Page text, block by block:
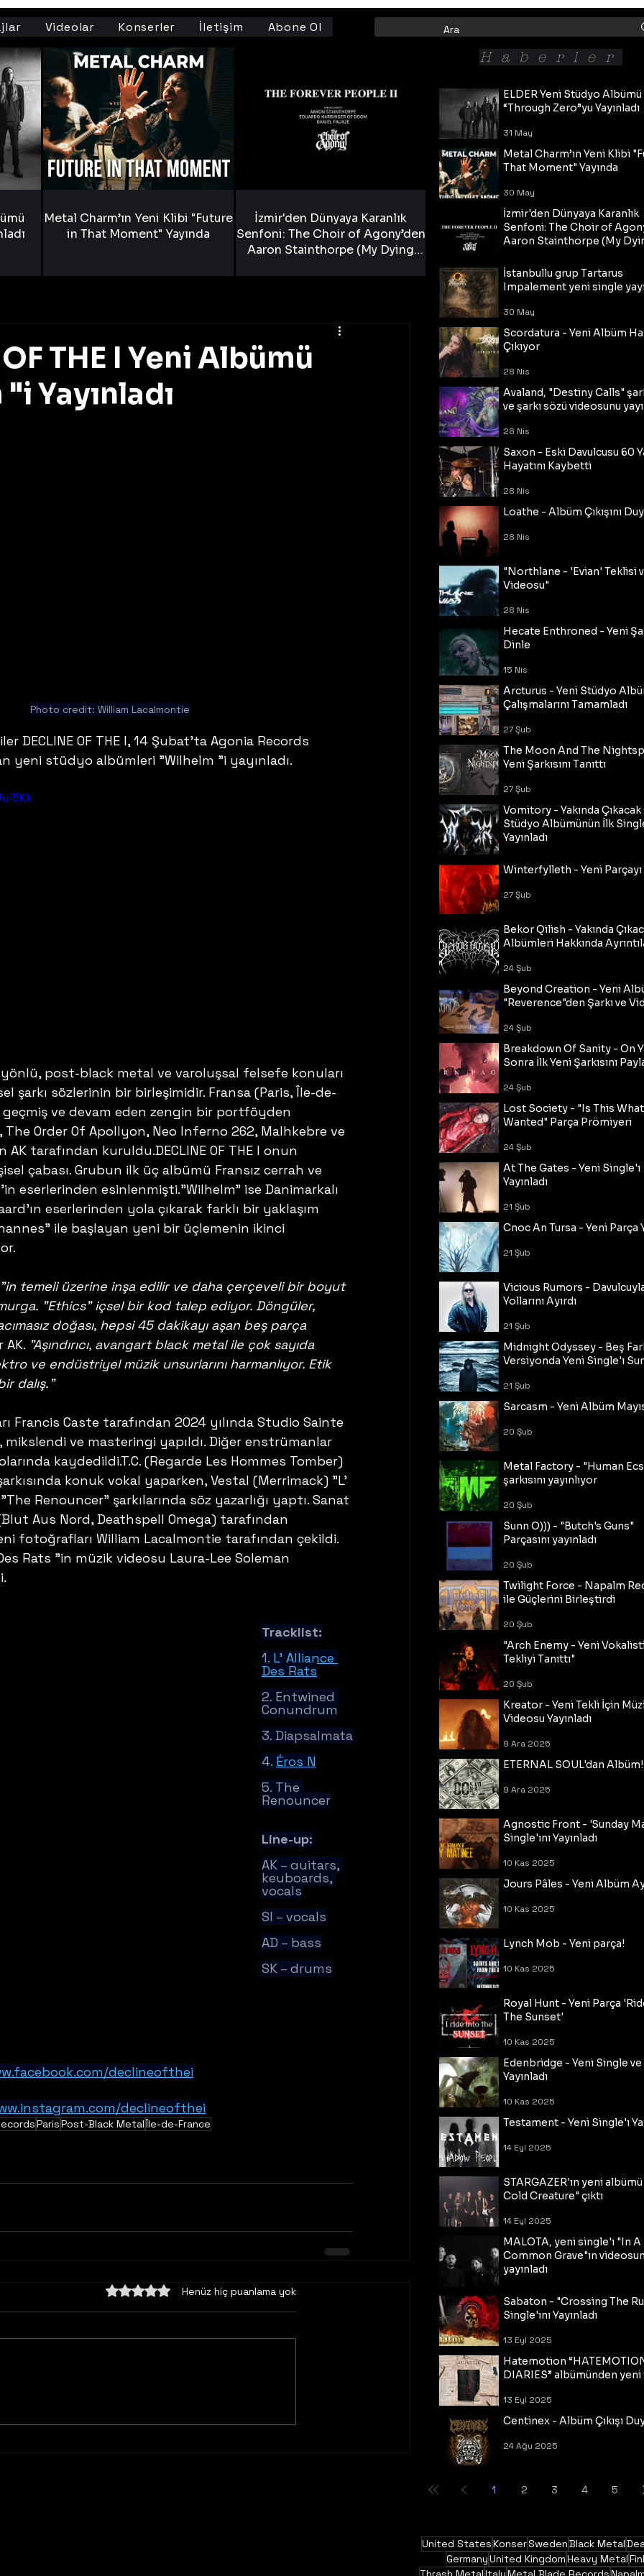
Videolar Konserler İletişim Abone Ol
THE I Yeni Albümü
Yayınladı
Photo credit: William Lacalmontie
DECLINE OF THE I, 14 Şubat'ta Agonia Records
yeni stüdyo albümleri "Wilhelm "i yayınladı.
yönlü, post-black metal ve varoluşsal felsefe konuları
şarkı sözlerinin bir birleşimidir. Fransa (Paris, Île-de-
ve devam eden zengin bir portföyden
The Order Of Apollyon, Neo Inferno 262, Malhkebre ve
tarafından kuruldu.DECLINE OF THE I onun
çabası. Grubun ilk üç albümü Fransız cerrah ve
eserlerinden esinlenmişti."Wilhelm" ise Danimarkalı
eserlerinden yola çıkarak farklı bir yaklaşım
ile başlayan yeni bir üçlemenin ikinci
temeli üzerine inşa edilir ve daha çerçeveli bir boyut
"Ethics" içsel bir kod talep ediyor. Döngüler,
doğası, hepsi 45 dakikayı aşan beş parça
"Aşındırıcı, avangart black metal ile çok sayıda
ve endüstriyel müzik unsurlarını harmanlıyor. Etik
dalış."
Francis Caste tarafından 2024 yılında Studio Sainte
ve masteringi yapıldı. Diğer enstrümanlar
kaydedildi.T.C. (Regarde Les Hommes Tomber)
konuk vokal yaparken, Vestal (Merrimack) "L'
Renouncer" şarkılarında söz yazarlığı yaptı. Sanat
Aus Nord, Deathspell Omega) tarafından
fotoğrafları William Lacalmontie tarafından çekildi.
Rats "in müzik videosu Laura-Lee Soleman
Tracklist:
1. L’ Alliance
Des Rats
2. Entwined
Conundrum
3. Diapsalmata
4. Éros N
5. The
Renouncer
Line-up:
AK – guitars,
keyboards,
vocals
SI – vocals
AD – bass
SK – drums
declineofthei
declineofthei
ParisPost-Black MetalÎle-de-France
5 üzerinden 0 yıldızHenüz hiç puanlama yok
Metal Charm’ın Yeni Klibi "Future
in That Moment" Yayında
İzmir'den Dünyaya Karanlık
Senfoni: The Choir of Agony’den
Aaron Stainthorpe (My Dying
ELDER Yeni Stüdyo Albümü
“Through Zero”yu Yayınladı
31 May
Metal Charm’ın Yeni Klibi
That Moment" Yayında
30 May
İzmir'den Dünyaya Karanlık
Senfoni: The Choir of
Aaron Stainthorpe (My
Tekli!
30 May
İstanbullu grup Tartarus
Impalement yeni single
30 May
Scordatura - Yeni Albüm
Çıkıyor
28 Nis
Avaland, "Destiny Calls"
ve şarkı sözü videosunu
28 Nis
Saxon - Eski Davulcusu 60
Hayatını Kaybetti
28 Nis
Loathe - Albüm Çıkışını
28 Nis
"Northlane - 'Evian' Teklisi
Videosu"
28 Nis
Hecate Enthroned - Yeni
Dinle
15 Nis
Arcturus - Yeni Stüdyo
Çalışmalarını Tamamladı
27 Şub
The Moon And The
Yeni Şarkısını Tanıttı
27 Şub
Vomitory - Yakında
Stüdyo Albümünün İlk
Yayınladı
Winterfylleth - Yeni Parçayı
27 Şub
Bekor Qilish - Yakında
Albümleri Hakkında
24 Şub
Beyond Creation - Yeni
"Reverence"den Şarkı ve
24 Şub
Breakdown Of Sanity - On
Sonra İlk Yeni Şarkısını
24 Şub
Lost Society - "Is This
Wanted" Parça Prömiyeri
24 Şub
At The Gates - Yeni Single'ı
Yayınladı
21 Şub
Cnoc An Tursa - Yeni Parça
21 Şub
Vicious Rumors -
Yollarını Ayırdı
21 Şub
Midnight Odyssey - Beş
Versiyonda Yeni Single'ı
21 Şub
Sarcasm - Yeni Albüm
20 Şub
Metal Factory - "Human
şarkısını yayınlıyor
20 Şub
Sunn O))) - "Butch's Guns"
Parçasını yayınladı
20 Şub
Twilight Force - Napalm
ile Güçlerini Birleştirdi
20 Şub
"Arch Enemy - Yeni
Tekliyi Tanıttı"
20 Şub
Kreator - Yeni Tekli İçin
Videosu Yayınladı
9 Ara 2025
ETERNAL SOUL'dan Albüm!
9 Ara 2025
Agnostic Front - 'Sunday
Single'ını Yayınladı
10 Kas 2025
Jours Pâles - Yeni Albüm
10 Kas 2025
Lynch Mob - Yeni parça!
10 Kas 2025
Royal Hunt - Yeni Parça
The Sunset'
10 Kas 2025
Edenbridge - Yeni Single
Yayınladı
10 Kas 2025
Testament - Yeni Single'ı
14 Eyl 2025
STARGAZER'ın yeni
Cold Creature" çıktı
14 Eyl 2025
MALOTA, yeni single'ı "In A
Common Grave"ın
yayınladı
Sabaton - "Crossing The
Single'ını Yayınladı
13 Eyl 2025
Hatemotion
DIARIES” albümünden
13 Eyl 2025
Centinex - Albüm Çıkışı
24 Ağu 2025
1 2 3 4 5
United StatesKonserSwedenBlack Metal
GermanyUnited KingdomHeavy Metal
Haberler